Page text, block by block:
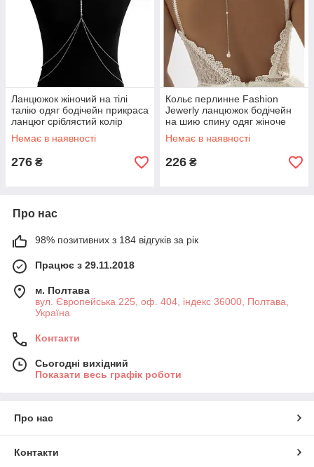
Ланцюжок жіночий на тілі
талію одяг бодічейн прикраса
ланцюг сріблястий колір
Fashion Jewerly
Немає в наявності
276 ₴
Кольє перлинне Fashion
Jewerly ланцюжок бодічейн
на шию спину одяг жіноче
намисто краватка сріблястий
колір біжутерія
Немає в наявності
226 ₴
Про нас
98% позитивних з 184 відгуків за рік
Працює з 29.11.2018
м. Полтава
вул. Європейська 225, оф. 404, індекс 36000, Полтава,
Україна
Контакти
Сьогодні вихідний
Показати весь графік роботи
Про нас
Контакти